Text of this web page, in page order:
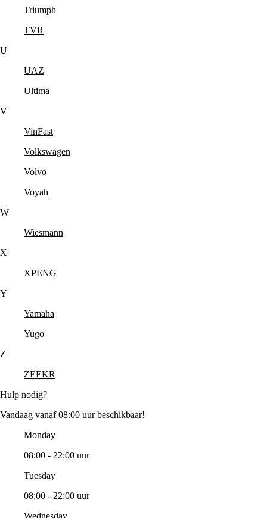
Triumph
TVR
U
UAZ
Ultima
V
VinFast
Volkswagen
Volvo
Voyah
W
Wiesmann
X
XPENG
Y
Yamaha
Yugo
Z
ZEEKR
Hulp nodig?
Vandaag vanaf 08:00 uur beschikbaar!
Monday
08:00 - 22:00 uur
Tuesday
08:00 - 22:00 uur
Wednesday